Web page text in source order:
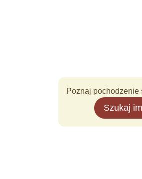
Poznaj pochodzenie
Szukaj